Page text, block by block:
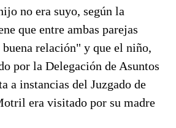
no era suyo, según la
que entre ambas parejas
relación" y que el niño,
por la Delegación de Asuntos
a instancias del Juzgado de
era visitado por su madre